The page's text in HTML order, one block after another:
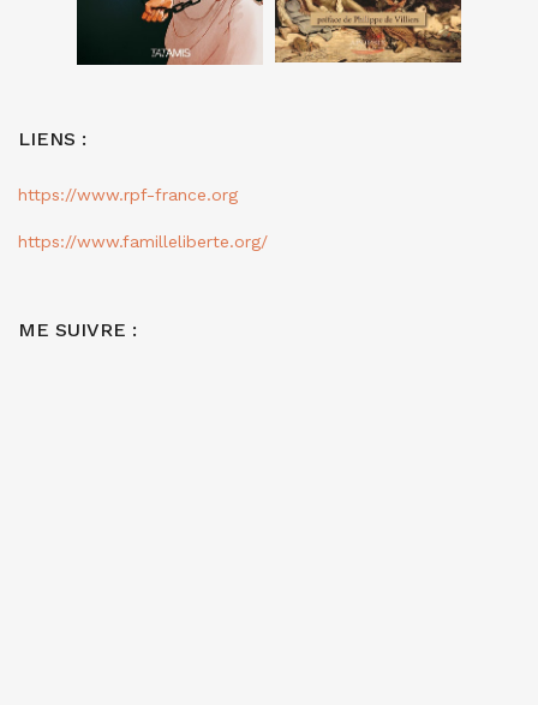
LIENS :
https://www.rpf-france.org
https://www.familleliberte.org/
ME SUIVRE :